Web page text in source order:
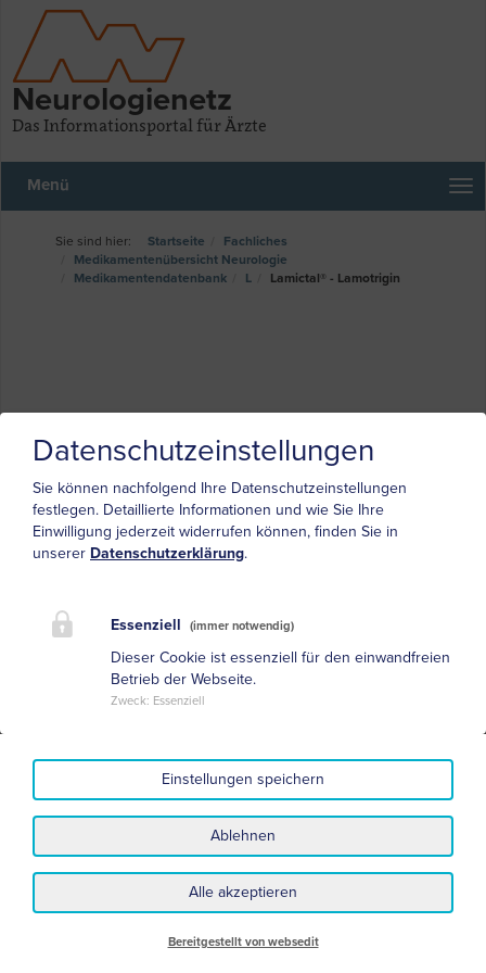
Neurologienetz
Das Informationsportal für Ärzte
Menü
Startseite
Fachliches
Medikamentenübersicht Neurologie
Medikamentendatenbank
L Lamictal® - Lamotrigin
Datenschutz Impressum
Nutzungsbedingungen und Haftungsausschluss Sitemap
Datenschutzeinstellungen
Sie können nachfolgend Ihre Datenschutzeinstellungen
festlegen. Detaillierte Informationen und wie Sie Ihre
Einwilligung jederzeit widerrufen können, finden Sie in
unserer Datenschutzerklärung.
Essenziell (immer notwendig)
Dieser Cookie ist essenziell für den einwandfreien
Betrieb der Webseite.
Zweck: Essenziell
Ablehnen
Einstellungen speichern
Alle akzeptieren
Bereitgestellt von websedit